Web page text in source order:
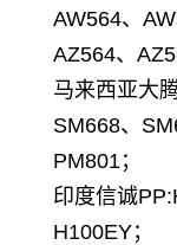
AW564、
AZ564、
马来西亚大
SM668、
PM801；
印度信诚
H100EY；